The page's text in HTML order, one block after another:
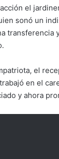
el
sonó un
transferencia
el
en el
y ahora